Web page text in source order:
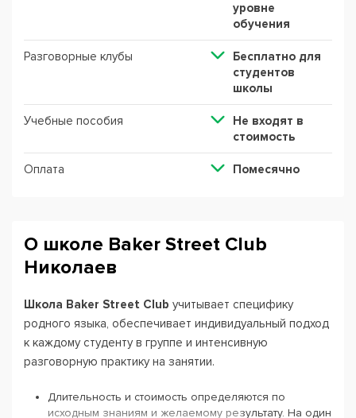
уровне
обучения
Разговорные клубы
Бесплатно для
студентов
школы
Учебные пособия
Не входят в
стоимость
Оплата Помесячно
О школе Baker Street Club
Николаев
Школа Baker Street Club учитывает специфику
родного языка, обеспечивает индивидуальный подход
к каждому студенту в группе и интенсивную
разговорную практику на занятии.
Длительность и стоимость определяются по
исходным знаниям и желаемому результату. На один